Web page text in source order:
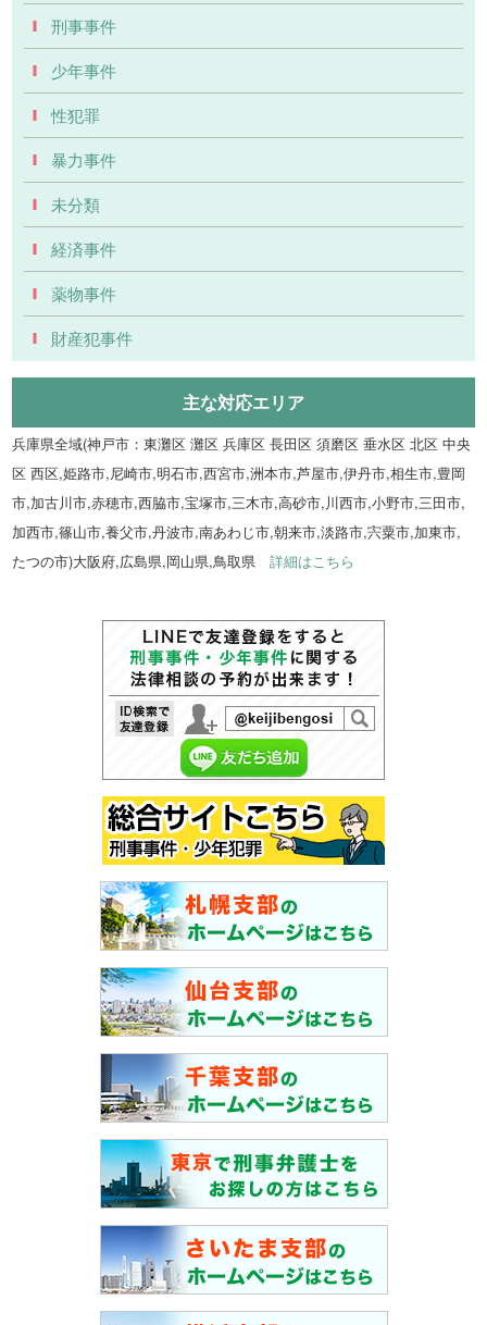
刑事事件
少年事件
性犯罪
暴力事件
未分類
経済事件
薬物事件
財産犯事件
主な対応エリア
兵庫県全域(神戸市：東灘区 灘区 兵庫区 長田区 須磨区 垂水区 北区 中央
区 西区,姫路市,尼崎市,明石市,西宮市,洲本市,芦屋市,伊丹市,相生市,豊岡
市,加古川市,赤穂市,西脇市,宝塚市,三木市,高砂市,川西市,小野市,三田市,
加西市,篠山市,養父市,丹波市,南あわじ市,朝来市,淡路市,宍粟市,加東市,
たつの市)大阪府,広島県,岡山県,鳥取県詳細はこちら